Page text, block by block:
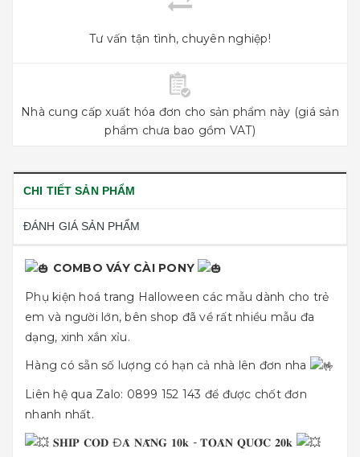
Tư vấn tận tình, chuyên nghiệp!
Nhà cung cấp xuất hóa đơn cho sản phẩm này (giá sản
phẩm chưa bao gồm VAT)
CHI TIẾT SẢN PHẨM
ĐÁNH GIÁ SẢN PHẨM
COMBO VÁY CÀI PONY
Phụ kiện hoá trang Halloween các mẫu dành cho trẻ
em và người lớn, bên shop đã về rất nhiều mẫu đa
dạng, xinh xắn xỉu.
Hàng có sẵn số lượng có hạn cả nhà lên đơn nha
Liên hệ qua Zalo: 0899 152 143 để được chốt đơn
nhanh nhất.
𝐒𝐇𝐈𝐏 𝐂𝐎𝐃 Đ𝐀̀ 𝐍𝐀̆̃𝐍𝐆 𝟏𝟎𝐤 - 𝐓𝐎𝐀̀𝐍 𝐐𝐔𝐎̂́𝐂 𝟐𝟎𝐤